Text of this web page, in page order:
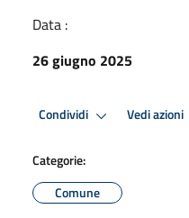
Data :
26 giugno 2025
Condividi Vedi azioni
Categorie:
Comune